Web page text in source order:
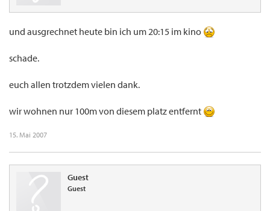
und ausgrechnet heute bin ich um 20:15 im kino
schade.
euch allen trotzdem vielen dank.
wir wohnen nur 100m von diesem platz entfernt
15. Mai 2007
Guest
Guest